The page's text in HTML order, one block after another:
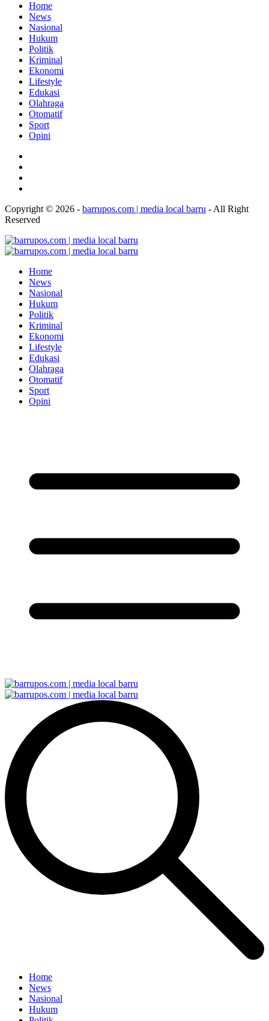
Home
News
Nasional
Hukum
Politik
Kriminal
Ekonomi
Lifestyle
Edukasi
Olahraga
Otomatif
Sport
Opini
Copyright © 2026 - barrupos.com | media local barru - All Right
Reserved
Home
News
Nasional
Hukum
Politik
Kriminal
Ekonomi
Lifestyle
Edukasi
Olahraga
Otomatif
Sport
Opini
Home
News
Nasional
Hukum